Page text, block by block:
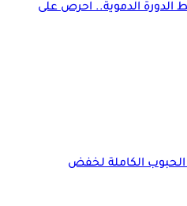
الدموية.. احرص على
أنواع من الحبوب الكاملة لخفض